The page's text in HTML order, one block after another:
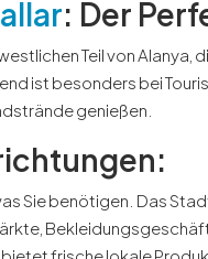
: Der
Teil von
ist besonders bei
genießen.
Sie benötigen. Das